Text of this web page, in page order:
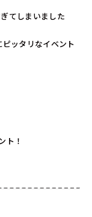
てしまいました
ッタリなイベント
ト！